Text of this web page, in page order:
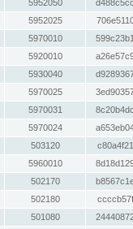
5952050
5952025
5970010
5920010
5930040
5970025
5970031
5970024
503120
5960010
502170
502180
501080